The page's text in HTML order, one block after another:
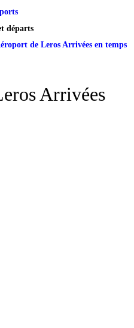
départs
de Leros Arrivées en temps
Arrivées